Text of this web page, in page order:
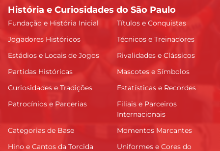
História e Curiosidades do São Paulo
Fundação e História Inicial
Títulos e Conquistas
Jogadores Históricos
Técnicos e Treinadores
Estádios e Locais de Jogos
Rivalidades e Clássicos
Partidas Históricas
Mascotes e Símbolos
Curiosidades e Tradições
Estatísticas e Recordes
Patrocínios e Parcerias
Filiais e Parceiros
Internacionais
Categorias de Base
Momentos Marcantes
Hino e Cantos da Torcida
Uniformes e Cores do